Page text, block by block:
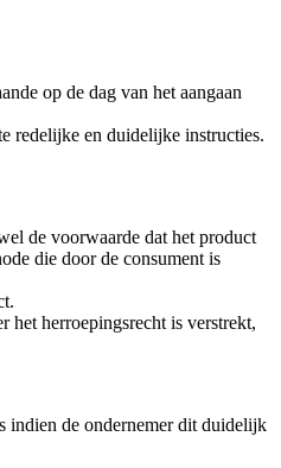
op de dag van het aangaan
redelijke en duidelijke instructies.
de voorwaarde dat het product
die door de consument is
herroepingsrecht is verstrekt,
indien de ondernemer dit duidelijk